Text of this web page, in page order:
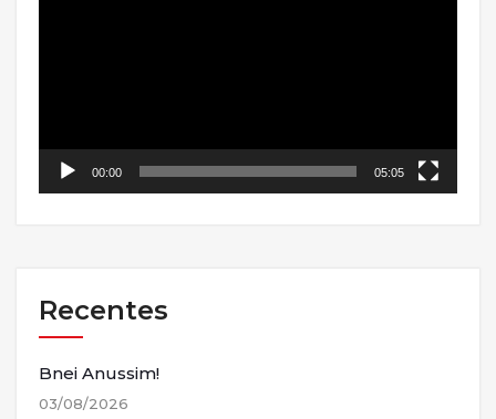
00:00 05:05
Recentes
Bnei Anussim!
03/08/2026